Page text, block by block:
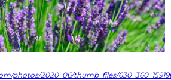
photos/2020_06/thumb_files/